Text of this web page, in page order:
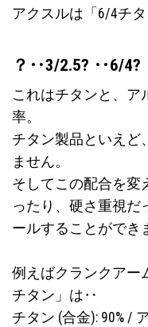
アクスルは「6/4チ
？‥3/2.5? ‥6/
これはチタンと、ア
率。
チタン製品といえど
ません。
そしてこの配合を変
ったり、硬さ重視だ
ールすることができ
例えばクランクアー
チタン」は‥
チタン (合金): 90% /